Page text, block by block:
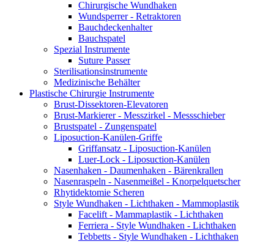
Chirurgische Wundhaken
Wundsperrer - Retraktoren
Bauchdeckenhalter
Bauchspatel
Spezial Instrumente
Suture Passer
Sterilisationsinstrumente
Medizinische Behälter
Plastische Chirurgie Instrumente
Brust-Dissektoren-Elevatoren
Brust-Markierer - Messzirkel - Messschieber
Brustspatel - Zungenspatel
Liposuction-Kanülen-Griffe
Griffansatz - Liposuction-Kanülen
Luer-Lock - Liposuction-Kanülen
Nasenhaken - Daumenhaken - Bärenkrallen
Nasenraspeln - Nasenmeißel - Knorpelquetscher
Rhytidektomie Scheren
Style Wundhaken - Lichthaken - Mammoplastik
Facelift - Mammaplastik - Lichthaken
Ferriera - Style Wundhaken - Lichthaken
Tebbetts - Style Wundhaken - Lichthaken